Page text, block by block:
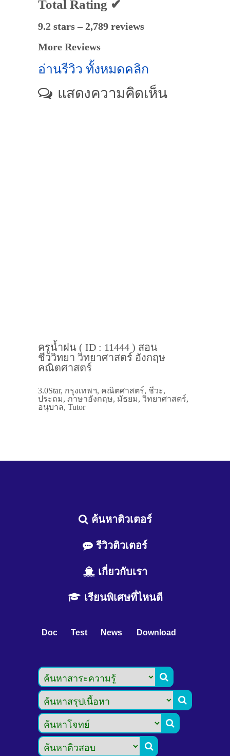
Total Rating ✔
9.2 stars – 2,789 reviews
More Reviews
อ่านรีวิว ทั้งหมดคลิก
แสดงความคิดเห็น
ครูน้ำฝน ( ID : 11444 ) สอน
ชีววิทยา วิทยาศาสตร์ อังกฤษ
คณิตศาสตร์
3.0Star, กรุงเทพฯ, คณิตศาสตร์, ชีวะ,
ประถม, ภาษาอังกฤษ, มัธยม, วิทยาศาสตร์,
อนุบาล, Tutor
ค้นหาติวเตอร์
รีวิวติวเตอร์
เกี่ยวกับเรา
เรียนพิเศษที่ไหนดี
Doc Test News Download



